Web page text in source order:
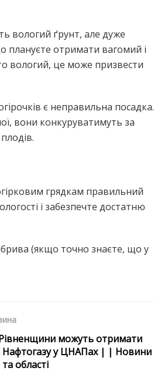
вологий ґрунт, але дуже
плануєте отримати вагомий і
вологий, це може призвести
є неправильна посадка.
вони конкуруватимуть за
грядкам правильний
і забезпечте достатню
(якщо точно знаєте, що у
можуть отримати
Нафтогазу у ЦНАПах | | Новини
області